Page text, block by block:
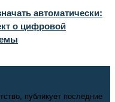
автоматически:
о цифровой
публикует последние